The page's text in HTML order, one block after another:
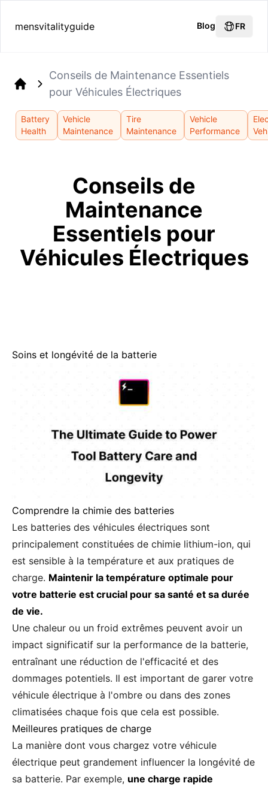
mensvitalityguide Blog FR
Conseils de Maintenance Essentiels
pour Véhicules Électriques
Battery
Health
Vehicle
Maintenance
Tire
Maintenance
Vehicle
Performance
Conseils de
Maintenance
Essentiels pour
Véhicules Électriques
Soins et longévité de la batterie
Comprendre la chimie des batteries
Les batteries des véhicules électriques sont
principalement constituées de chimie lithium-ion, qui
est sensible à la température et aux pratiques de
charge. Maintenir la température optimale pour
votre batterie est crucial pour sa santé et sa durée
de vie.
Une chaleur ou un froid extrêmes peuvent avoir un
impact significatif sur la performance de la batterie,
entraînant une réduction de l'efficacité et des
dommages potentiels. Il est important de garer votre
véhicule électrique à l'ombre ou dans des zones
climatisées chaque fois que cela est possible.
Meilleures pratiques de charge
La manière dont vous chargez votre véhicule
électrique peut grandement influencer la longévité de
sa batterie. Par exemple, une charge rapide